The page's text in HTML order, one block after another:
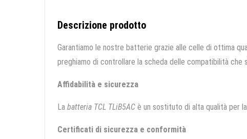
Descrizione prodotto
Garantiamo le nostre batterie grazie alle celle di ottima
preghiamo di controllare la scheda delle compatibilità
Affidabilità e sicurezza
La batteria TCL TLiB5AC è un sostituto di alta qualità per
Certificati di sicurezza e conformità